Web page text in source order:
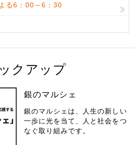
る6：00～6：30
クアップ
銀のマルシェ
銀のマルシェは、人生の新しい
一歩に光を当て、人と社会をつ
なぐ取り組みです。